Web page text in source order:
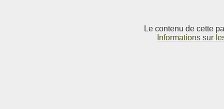
Le contenu de cette
Informations sur